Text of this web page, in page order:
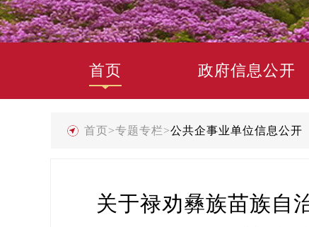
首页 政府信息公开
首页>专题专栏>公共企事业单位信息公开
关于禄劝彝族苗族自